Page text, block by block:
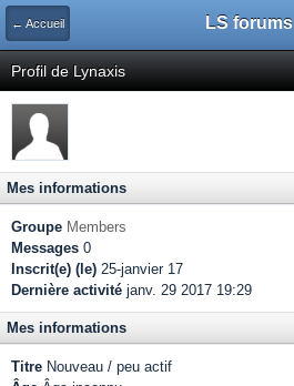
← Accueil LS forums
Profil de Lynaxis
Mes informations
Groupe Members
Messages 0
Inscrit(e) (le) 25-janvier 17
Dernière activité janv. 29 2017 19:29
Mes informations
Titre Nouveau / peu actif